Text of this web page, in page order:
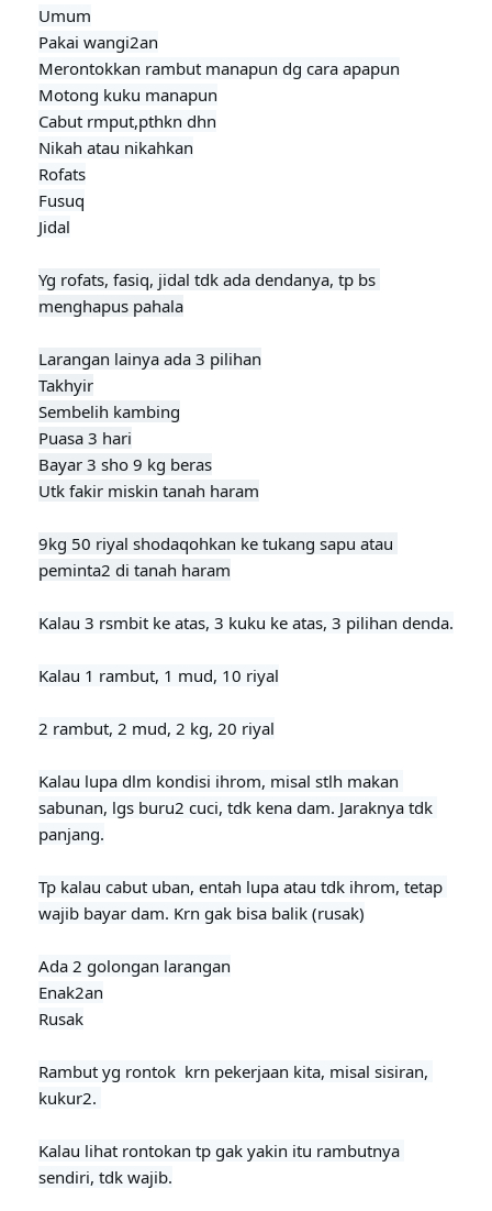
Umum
Pakai wangi2an
Merontokkan rambut manapun dg cara apapun
Motong kuku manapun
Cabut rmput,pthkn dhn
Nikah atau nikahkan
Rofats
Fusuq
Jidal
Yg rofats, fasiq, jidal tdk ada dendanya, tp bs
menghapus pahala
Larangan lainya ada 3 pilihan
Takhyir
Sembelih kambing
Puasa 3 hari
Bayar 3 sho 9 kg beras
Utk fakir miskin tanah haram
9kg 50 riyal shodaqohkan ke tukang sapu atau
peminta2 di tanah haram
Kalau 3 rsmbit ke atas, 3 kuku ke atas, 3 pilihan denda.
Kalau 1 rambut, 1 mud, 10 riyal
2 rambut, 2 mud, 2 kg, 20 riyal
Kalau lupa dlm kondisi ihrom, misal stlh makan
sabunan, lgs buru2 cuci, tdk kena dam. Jaraknya tdk
panjang.
Tp kalau cabut uban, entah lupa atau tdk ihrom, tetap
wajib bayar dam. Krn gak bisa balik (rusak)
Ada 2 golongan larangan
Enak2an
Rusak
Rambut yg rontok  krn pekerjaan kita, misal sisiran,
kukur2.
Kalau lihat rontokan tp gak yakin itu rambutnya
sendiri, tdk wajib.